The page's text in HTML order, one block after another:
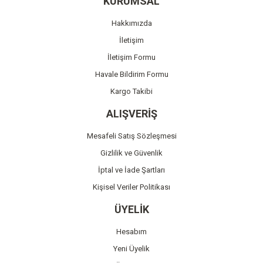
Ürün bilgilerinde hatalar bulunuyor.
Ürün fiyatı diğer sitelerden daha pahalı.
Bu ürüne benzer farklı alternatifler olmalı.
Gönder
Hakkımızda
İletişim
İletişim Formu
Havale Bildirim Formu
Kargo Takibi
ALIŞVERİŞ
Mesafeli Satış Sözleşmesi
Gizlilik ve Güvenlik
İptal ve İade Şartları
Kişisel Veriler Politikası
ÜYELİK
Hesabım
Yeni Üyelik